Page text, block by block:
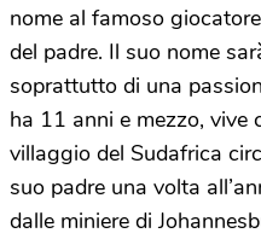
nome al famoso
del padre. Il suo nome
soprattutto di una
ha 11 anni e mezzo, vive
villaggio del Sudafrica
suo padre una volta
dalle miniere di